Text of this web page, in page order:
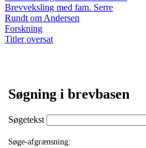
Brevveksling med fam. Serre
Rundt om Andersen
Forskning
Titler oversat
Søgning i brevbasen
Søgetekst
Søge-afgrænsning: